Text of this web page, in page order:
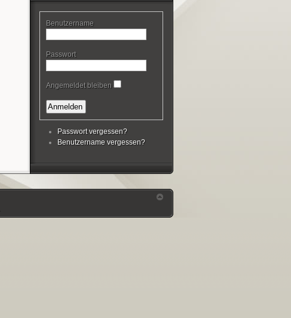
Benutzername
Passwort
Angemeldet bleiben
Passwort vergessen?
Benutzername vergessen?